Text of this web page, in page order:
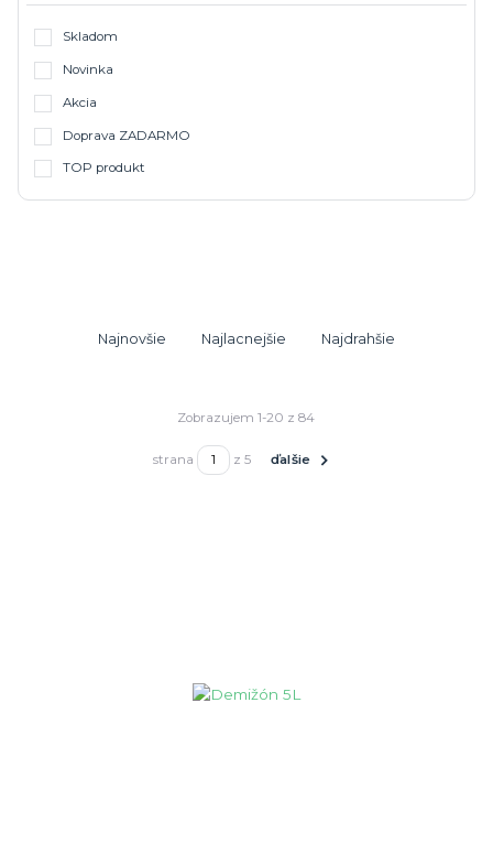
Skladom
Novinka
Akcia
Doprava ZADARMO
TOP produkt
Najnovšie Najlacnejšie Najdrahšie
Zobrazujem 1-20 z 84
strana z 5 ďalšie